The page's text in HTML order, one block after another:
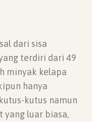
dari sisa
terdiri dari 49
minyak kelapa
hanya
kutus namun
yang luar biasa,